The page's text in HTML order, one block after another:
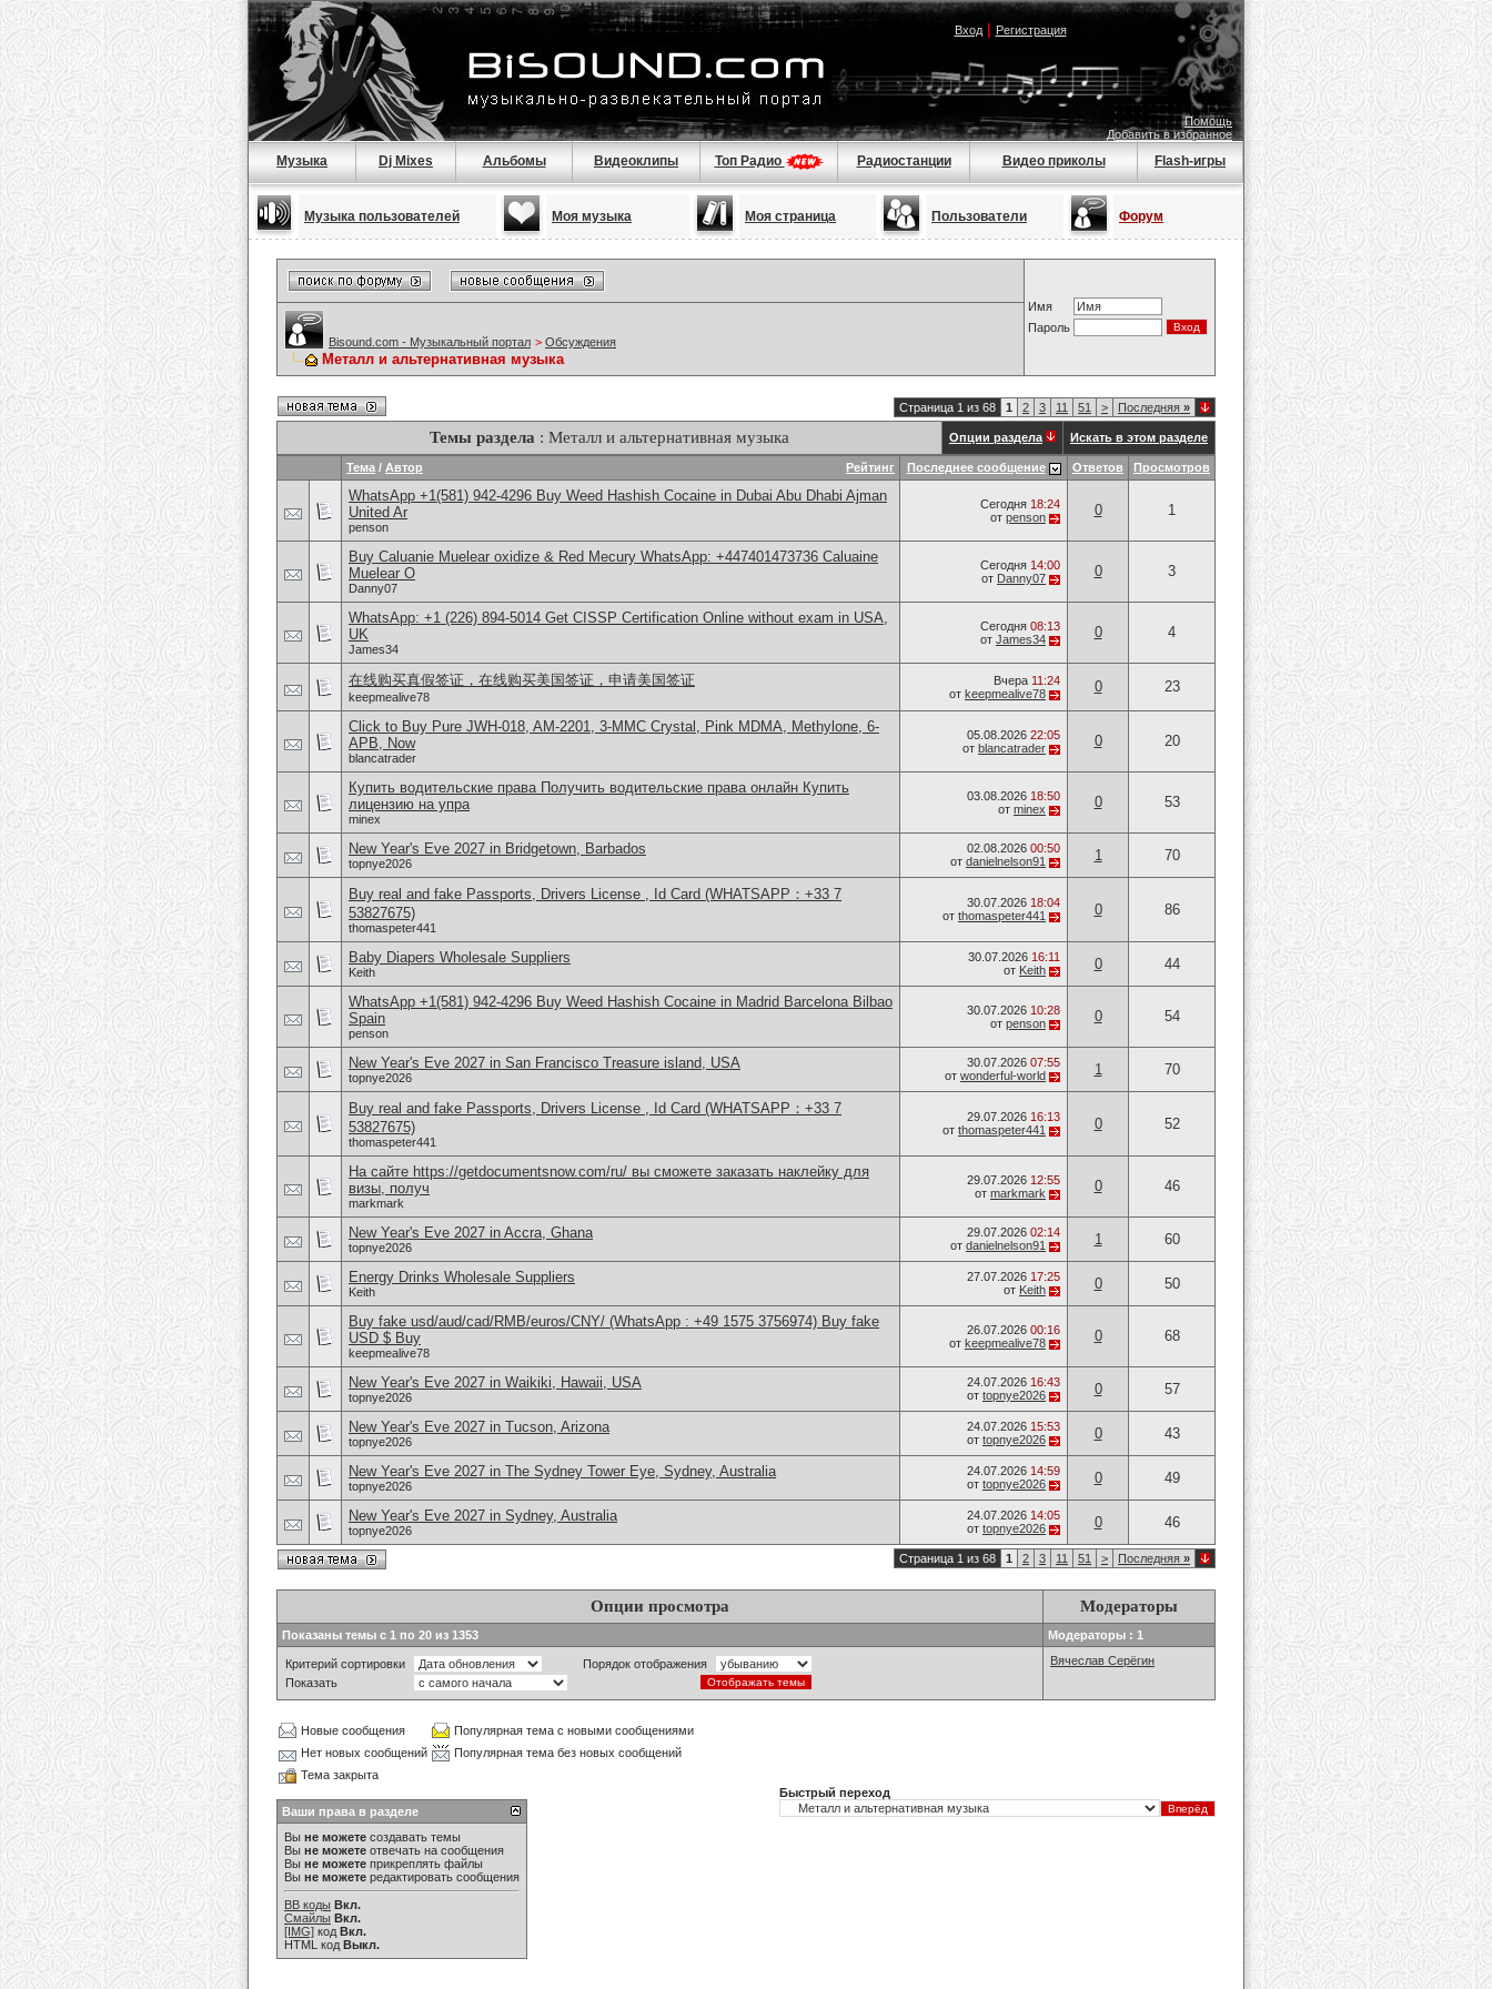
Вход| Регистрация
Помощь
Добавить в избранное
Музыка Dj Mixes Альбомы Видеоклипы Топ Радио Радиостанции Видео приколы Flash-игры
Музыка пользователей Моя музыка Моя страница Пользователи Форум
Имя
Пароль
Bisound.com - Музыкальный портал > Обсуждения
Металл и альтернативная музыка
Страница 1 из 68 1 2 3 11 51 > Последняя »
Темы раздела : Металл и альтернативная музыка Опции раздела Искать в этом разделе
Рейтинг
Тема / Автор Последнее сообщение Ответов Просмотров
WhatsApp +1(581) 942-4296 Buy Weed Hashish Cocaine in Dubai Abu Dhabi Ajman
United Ar
penson
Сегодня 18:24
от penson 0 1
Buy Caluanie Muelear oxidize & Red Mecury WhatsApp: +447401473736 Caluaine
Muelear O
Danny07
Сегодня 14:00
от Danny07 0 3
WhatsApp: +1 (226) 894-5014​ Get CISSP Certification Online without exam in USA,
UK
James34
Сегодня 08:13
от James34 0 4
在线购买真假签证，在线购买美国签证，申请美国签证
keepmealive78
Вчера 11:24
от keepmealive78 0 23
Click to Buy Pure JWH-018, AM-2201, 3-MMC Crystal, Pink MDMA, Methylone, 6-
APB, Now
blancatrader
05.08.2026 22:05
от blancatrader 0 20
Купить водительские права Получить водительские права онлайн Купить
лицензию на упра
minex
03.08.2026 18:50
от minex 0 53
New Year's Eve 2027 in Bridgetown, Barbados
topnye2026
02.08.2026 00:50
от danielnelson91 1 70
Buy real and fake Passports, Drivers License , Id Card (WHATSAPP：+33 7
53827675)
thomaspeter441
30.07.2026 18:04
от thomaspeter441 0 86
Baby Diapers Wholesale Suppliers
Keith
30.07.2026 16:11
от Keith 0 44
WhatsApp +1(581) 942-4296 Buy Weed Hashish Cocaine in Madrid Barcelona Bilbao
Spain
penson
30.07.2026 10:28
от penson 0 54
New Year's Eve 2027 in San Francisco Treasure island, USA
topnye2026
30.07.2026 07:55
от wonderful-world 1 70
Buy real and fake Passports, Drivers License , Id Card (WHATSAPP：+33 7
53827675)
thomaspeter441
29.07.2026 16:13
от thomaspeter441 0 52
На сайте https://getdocumentsnow.com/ru/ вы сможете заказать наклейку для
визы, получ
markmark
29.07.2026 12:55
от markmark 0 46
New Year's Eve 2027 in Accra, Ghana
topnye2026
29.07.2026 02:14
от danielnelson91 1 60
Energy Drinks Wholesale Suppliers
Keith
27.07.2026 17:25
от Keith 0 50
Buy fake usd/aud/cad/RMB/euros/CNY/ (WhatsApp : +49 1575 3756974) Buy fake
USD $ Buy
keepmealive78
26.07.2026 00:16
от keepmealive78 0 68
New Year's Eve 2027 in Waikiki, Hawaii, USA
topnye2026
24.07.2026 16:43
от topnye2026 0 57
New Year's Eve 2027 in Tucson, Arizona
topnye2026
24.07.2026 15:53
от topnye2026 0 43
New Year's Eve 2027 in The Sydney Tower Eye, Sydney, Australia
topnye2026
24.07.2026 14:59
от topnye2026 0 49
New Year's Eve 2027 in Sydney, Australia
topnye2026
24.07.2026 14:05
от topnye2026 0 46
Страница 1 из 68 1 2 3 11 51 > Последняя »
Опции просмотра Модераторы
Показаны темы с 1 по 20 из 1353 Модераторы : 1
Критерий сортировки
Порядок отображения
Показать
Вячеслав Серёгин
Новые сообщения
Популярная тема с новыми сообщениями
Нет новых сообщений
Популярная тема без новых сообщений
Тема закрыта
Ваши права в разделе
Вы не можете создавать темы
Вы не можете отвечать на сообщения
Вы не можете прикреплять файлы
Вы не можете редактировать сообщения
BB коды Вкл.
Смайлы Вкл.
[IMG] код Вкл.
HTML код Выкл.
Быстрый переход